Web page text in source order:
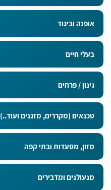
אופנה וביגוד
בעלי חיים
גינון / פרחים
טכנאים (מקררים, מזגנים ועוד..)
מזון, מסעדות ובתי קפה
מנעולנים ומדבירים